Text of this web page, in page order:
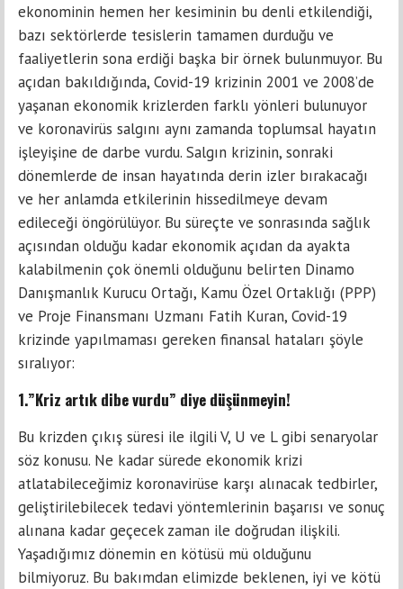
ekonominin hemen her kesiminin bu denli etkilendiği,
bazı sektörlerde tesislerin tamamen durduğu ve
faaliyetlerin sona erdiği başka bir örnek bulunmuyor. Bu
açıdan bakıldığında, Covid-19 krizinin 2001 ve 2008’de
yaşanan ekonomik krizlerden farklı yönleri bulunuyor
ve koronavirüs salgını aynı zamanda toplumsal hayatın
işleyişine de darbe vurdu. Salgın krizinin, sonraki
dönemlerde de insan hayatında derin izler bırakacağı
ve her anlamda etkilerinin hissedilmeye devam
edileceği öngörülüyor. Bu süreçte ve sonrasında sağlık
açısından olduğu kadar ekonomik açıdan da ayakta
kalabilmenin çok önemli olduğunu belirten Dinamo
Danışmanlık Kurucu Ortağı, Kamu Özel Ortaklığı (PPP)
ve Proje Finansmanı Uzmanı Fatih Kuran, Covid-19
krizinde yapılmaması gereken finansal hataları şöyle
sıralıyor:
1.”Kriz artık dibe vurdu” diye düşünmeyin!
Bu krizden çıkış süresi ile ilgili V, U ve L gibi senaryolar
söz konusu. Ne kadar sürede ekonomik krizi
atlatabileceğimiz koronavirüse karşı alınacak tedbirler,
geliştirilebilecek tedavi yöntemlerinin başarısı ve sonuç
alınana kadar geçecek zaman ile doğrudan ilişkili.
Yaşadığımız dönemin en kötüsü mü olduğunu
bilmiyoruz. Bu bakımdan elimizde beklenen, iyi ve kötü